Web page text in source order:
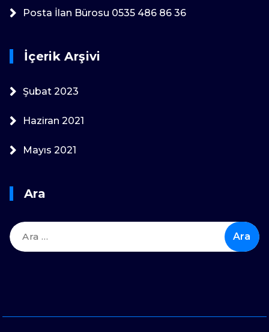
Posta İlan Bürosu 0535 486 86 36
İçerik Arşivi
Şubat 2023
Haziran 2021
Mayıs 2021
Ara
Arama: